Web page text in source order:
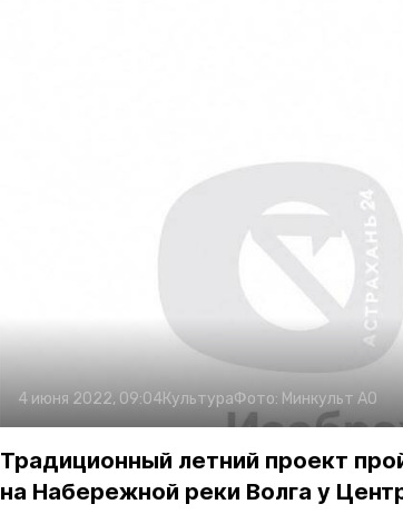
4 июня 2022, 09:04КультураФото: Минкульт АО
Традиционный летний проект
на Набережной реки Волга у